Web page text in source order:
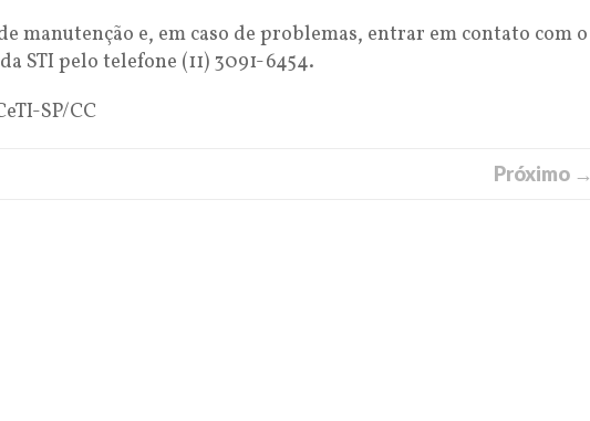
manutenção e, em caso de problemas, entrar em contato com o
STI pelo telefone (11) 3091-6454.
SP/CC
Próximo →